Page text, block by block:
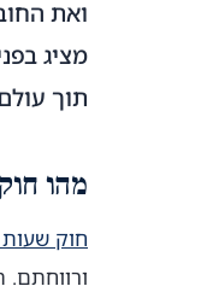
ואת
מציג
תוך
מהו
חוק שעות